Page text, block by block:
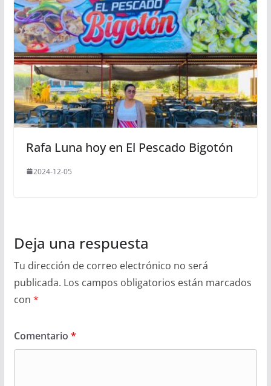
Rafa Luna hoy en El Pescado Bigotón
2024-12-05
Deja una respuesta
Tu dirección de correo electrónico no será
publicada. Los campos obligatorios están marcados
con *
Comentario *